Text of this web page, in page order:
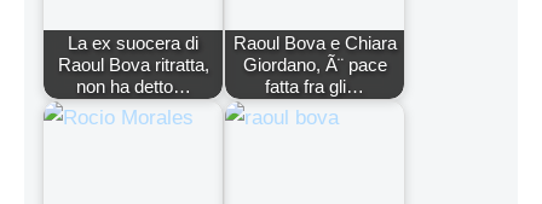
La ex suocera di
Raoul Bova ritratta,
non ha detto…
Raoul Bova e Chiara
Giordano, Ã¨ pace
fatta fra gli…